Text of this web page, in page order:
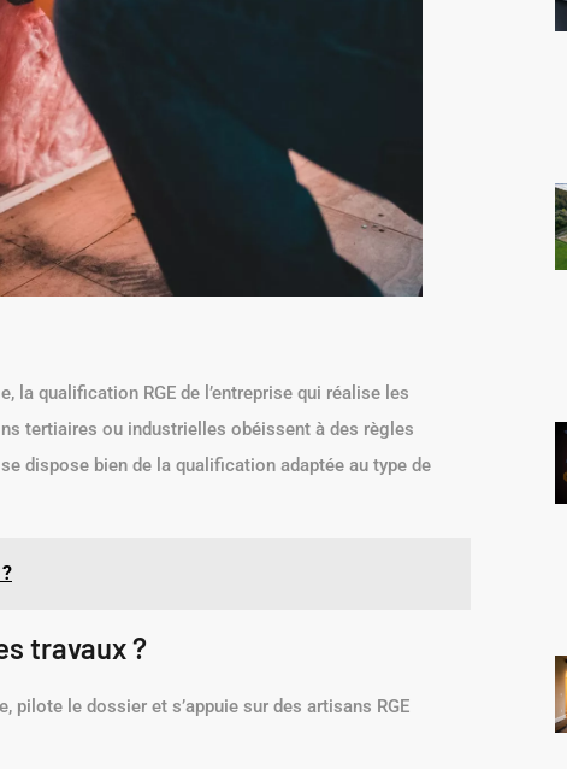
la qualification RGE de l’entreprise qui réalise les
tertiaires ou industrielles obéissent à des règles
dispose bien de la qualification adaptée au type de
travaux ?
pilote le dossier et s’appuie sur des artisans RGE